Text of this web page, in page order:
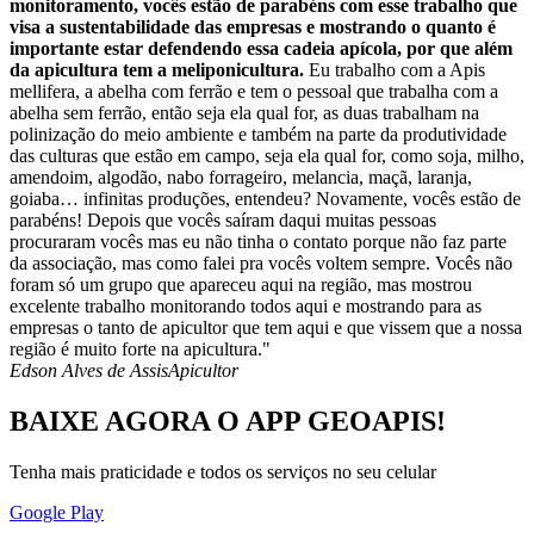
monitoramento, vocês estão de parabéns com esse trabalho que
visa a sustentabilidade das empresas e mostrando o quanto é
importante estar defendendo essa cadeia apícola, por que além
da apicultura tem a meliponicultura. Eu trabalho com a Apis
mellifera, a abelha com ferrão e tem o pessoal que trabalha com a
abelha sem ferrão, então seja ela qual for, as duas trabalham na
polinização do meio ambiente e também na parte da produtividade
das culturas que estão em campo, seja ela qual for, como soja, milho,
amendoim, algodão, nabo forrageiro, melancia, maçã, laranja,
goiaba… infinitas produções, entendeu? Novamente, vocês estão de
parabéns! Depois que vocês saíram daqui muitas pessoas
procuraram vocês mas eu não tinha o contato porque não faz parte
da associação, mas como falei pra vocês voltem sempre. Vocês não
foram só um grupo que apareceu aqui na região, mas mostrou
excelente trabalho monitorando todos aqui e mostrando para as
empresas o tanto de apicultor que tem aqui e que vissem que a nossa
região é muito forte na apicultura."
Edson Alves de AssisApicultor
BAIXE AGORA O APP GEOAPIS!
Tenha mais praticidade e todos os serviços no seu celular
Google Play